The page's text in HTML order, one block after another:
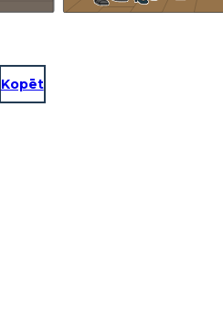
Kopēt